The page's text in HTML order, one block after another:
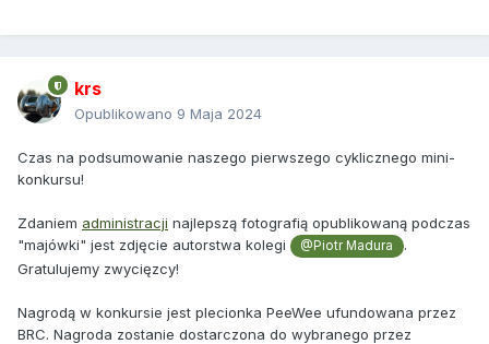
krs
Opublikowano 9 Maja 2024
Czas na podsumowanie naszego pierwszego cyklicznego mini-
konkursu!
Zdaniem administracji najlepszą fotografią opublikowaną podczas
"majówki" jest zdjęcie autorstwa kolegi
@Piotr Madura
.
Gratulujemy zwycięzcy!
Nagrodą w konkursie jest plecionka PeeWee ufundowana przez
BRC. Nagroda zostanie dostarczona do wybranego przez